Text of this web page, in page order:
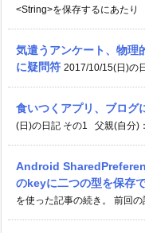
<String>を保存するにあたり
気遣うアンケート、物理
に疑問符 2017/10/15(日)の
食いつくアプリ、ブログ
(日)の日記 その1 父親(自分)
Android
のkeyに二つの型を保存
を使った記事の続き。 前回の